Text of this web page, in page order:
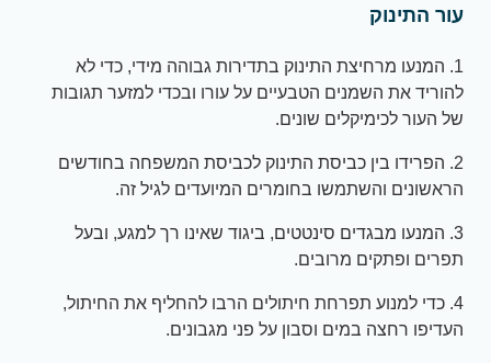
עור התינוק
1. המנעו מרחיצת התינוק בתדירות גבוהה מידי, כדי לא
להוריד את השמנים הטבעיים על עורו ובכדי למזער תגובות
של העור לכימיקלים שונים.
2. הפרידו בין כביסת התינוק לכביסת המשפחה בחודשים
הראשונים והשתמשו בחומרים המיועדים לגיל זה.
3. המנעו מבגדים סינטטים, ביגוד שאינו רך למגע, ובעל
תפרים ופתקים מרובים.
4. כדי למנוע תפרחת חיתולים הרבו להחליף את החיתול,
העדיפו רחצה במים וסבון על פני מגבונים.